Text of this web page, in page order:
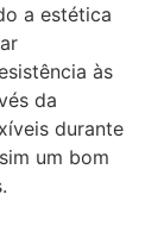
a estética
às
da
durante
um bom